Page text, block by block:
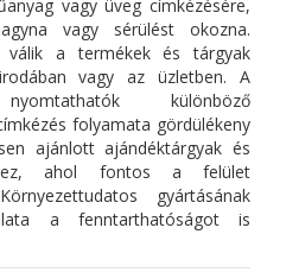
vagy üveg címkézésére,
vagy sérülést okozna.
válik a termékek és tárgyak
vagy az üzletben. A
különböző
folyamata gördülékeny
ajánlott ajándéktárgyak és
ahol fontos a felület
gyártásának
a fenntarthatóságot is